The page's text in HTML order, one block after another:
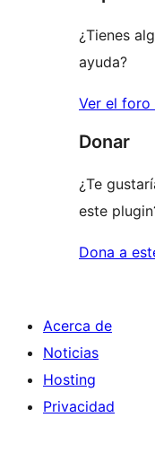
estrellas
¿Tienes
ayuda?
Ver el
Donar
¿Te
este
Dona a
Acerca de
Noticias
Hosting
Privacidad